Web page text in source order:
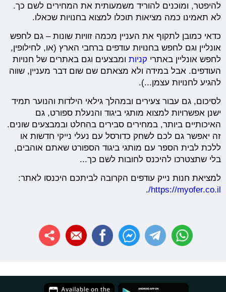
להיפטר, ומוכנים להוריד משמעותית את המחירים לשם כך.
לא תאמינו כמה מציאות תוכלו למצוא בחנויות שכאלו.
כדאי כמובן לתקוף את העניין מכמה זוויות שונות – גם לחפש
אונליין וגם לחפש בחנויות עודפים ברחבי הארץ (או, לחילופין,
לחפש אונליין באתרי קניות ומבצעים וגם באתרים של חנויות
העודפים. אבל במידה ולא מצאתם שם שום דבר מעניין, שווה
להגיע לחנויות עצמן...).
לסיכום, גם עבור צעירים ובמהלך גילאי הילדות והנוער תמיד
ישנן אפשרויות למצוא מותגי ביגוד והנעלת ספורט, גם
האיכותיים ביותר, במחירים סבירים בהחלט ובמבצעים שונים.
זה יאפשר גם לכם לשחק כדורסל עם נעלי נייקי חדשות או
ללכת לבית הספר עם מותגי ביגוד הספורט שאתם אוהבים,
בלי שתצטרכו להיכנס לחובות לשם כך...
למציאת חנות נייק עודפים הקרובה לביתכם היכנסו לאתר:
https://myofer.co.il/
.